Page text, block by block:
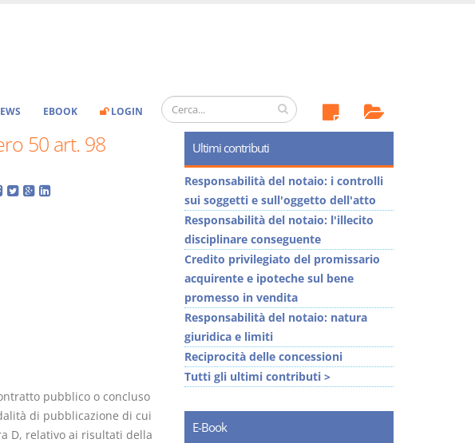
EBOOK LOGIN
50 art. 98
pubblico o concluso
di pubblicazione di cui
D, relativo ai risultati della
Ultimi contributi
Responsabilità del notaio: i controlli
sui soggetti e sull'oggetto dell'atto
Responsabilità del notaio: l'illecito
disciplinare conseguente
Credito privilegiato del promissario
acquirente e ipoteche sul bene
promesso in vendita
Responsabilità del notaio: natura
giuridica e limiti
Reciprocità delle concessioni
Tutti gli ultimi contributi >
E-Book